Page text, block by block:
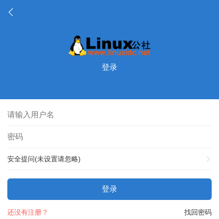
登录
安全提问(未设置请忽略)
登录
找回密码
还没有注册？